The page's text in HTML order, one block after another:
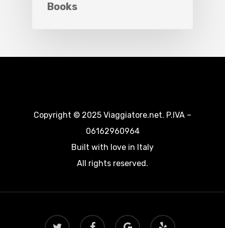
Books
Copyright © 2025 Viaggiatore.net. P.IVA –
06162960964
Built with love in Italy
All rights reserved.
twitter facebook
google-
yelp